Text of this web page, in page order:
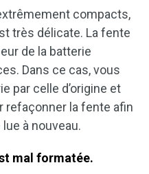
compacts,
très délicate. La fente
de la batterie
Dans ce cas, vous
par celle d’origine et
refaçonner la fente afin
à nouveau.
mal formatée.